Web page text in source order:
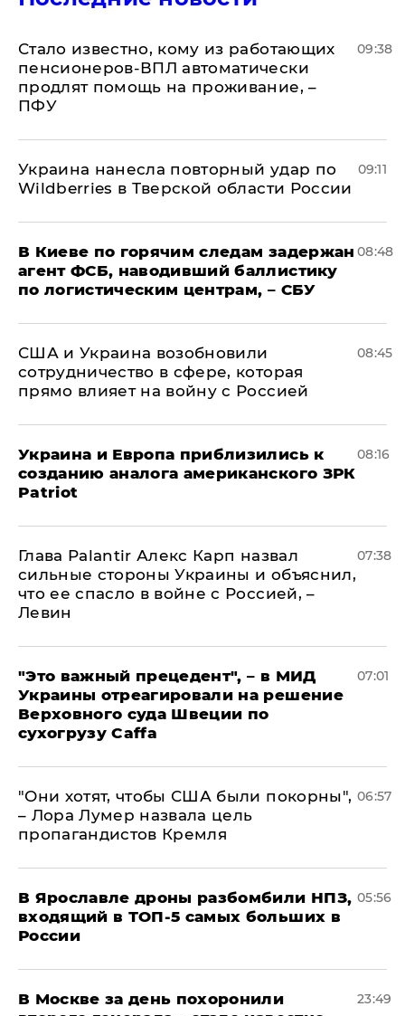
Стало известно, кому из работающих
пенсионеров-ВПЛ автоматически
продлят помощь на проживание, –
ПФУ
09:38
Украина нанесла повторный удар по
Wildberries в Тверской области России
09:11
В Киеве по горячим следам задержан
агент ФСБ, наводивший баллистику
по логистическим центрам, – СБУ
08:48
США и Украина возобновили
сотрудничество в сфере, которая
прямо влияет на войну с Россией
08:45
Украина и Европа приблизились к
созданию аналога американского ЗРК
Patriot
08:16
Глава Palantir Алекс Карп назвал
сильные стороны Украины и объяснил,
что ее спасло в войне с Россией, –
Левин
07:38
"Это важный прецедент", – в МИД
Украины отреагировали на решение
Верховного суда Швеции по
сухогрузу Caffa
07:01
"Они хотят, чтобы США были покорны",
– Лора Лумер назвала цель
пропагандистов Кремля
06:57
В Ярославле дроны разбомбили НПЗ,
входящий в ТОП-5 самых больших в
России
05:56
В Москве за день похоронили
23:49